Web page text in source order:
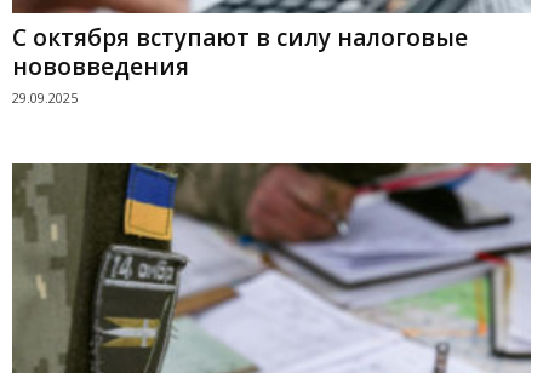
С октября вступают в силу налоговые
нововведения
29.09.2025